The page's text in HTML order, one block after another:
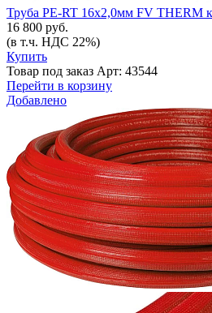
Труба PE-RT 16x2,0мм FV THERM
16 800 руб.
(в т.ч. НДС 22%)
Купить
Товар под заказ Арт: 43544
Перейти в корзину
Добавлено